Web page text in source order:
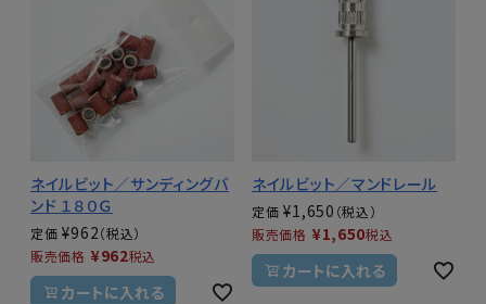
ネイルビット／サンディングバ
ンド １８０Ｇ
定価 ¥962
販売価格 ¥962税込
カートに入れる
ネイルビット／マンドレール
定価 ¥1,650
販売価格 ¥1,650税込
カートに入れる